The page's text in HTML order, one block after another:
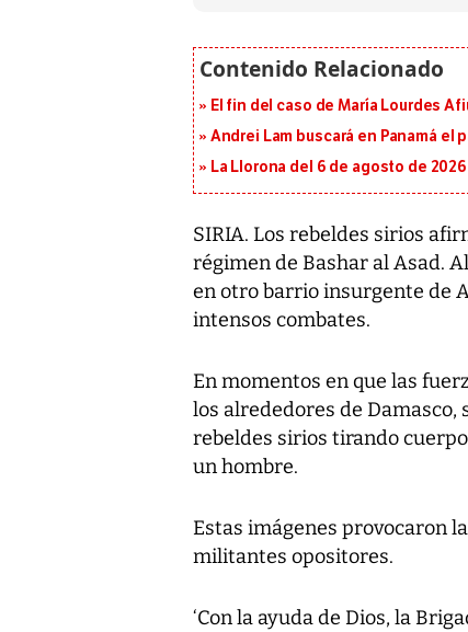
El fin del caso de María Lourdes
Andrei Lam buscará en Panamá el
La Llorona del 6 de agosto de 2026
SIRIA. Los rebeldes sirios
régimen de Bashar al Asad.
en otro barrio insurgente de
intensos combates.
En momentos en que las
los alrededores de
rebeldes sirios tirando
un hombre.
Estas imágenes provocaron
militantes opositores.
‘Con la ayuda de Dios, la